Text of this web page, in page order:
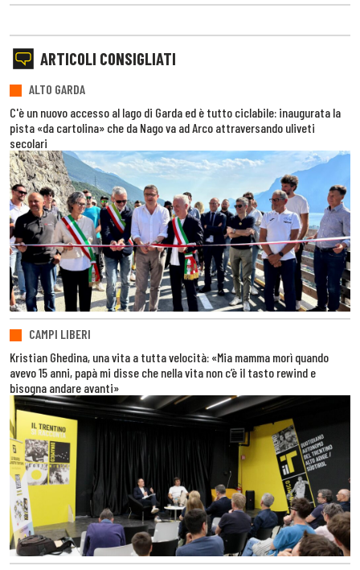
ARTICOLI CONSIGLIATI
ALTO GARDA
C'è un nuovo accesso al lago di Garda ed è tutto ciclabile: inaugurata la
pista «da cartolina» che da Nago va ad Arco attraversando uliveti
secolari
CAMPI LIBERI
Kristian Ghedina, una vita a tutta velocità: «Mia mamma morì quando
avevo 15 anni, papà mi disse che nella vita non c’è il tasto rewind e
bisogna andare avanti»